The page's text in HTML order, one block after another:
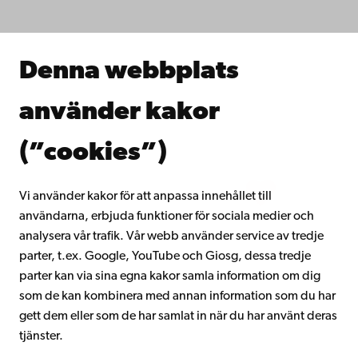
Denna webbplats
använder kakor
(”cookies”)
Vi använder kakor för att anpassa innehållet till
användarna, erbjuda funktioner för sociala medier och
analysera vår trafik. Vår webb använder service av tredje
parter, t.ex. Google, YouTube och Giosg, dessa tredje
parter kan via sina egna kakor samla information om dig
som de kan kombinera med annan information som du har
gett dem eller som de har samlat in när du har använt deras
tjänster.
Samarbeta med oss
Kontinuerligt lärande
Gå med i Åbo Akademis alumnnätverk
Intranätet
Facebook InstagramYouTube LinkedIn Blog Snapchat